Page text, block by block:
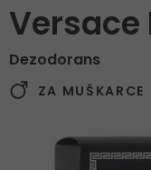
Versace
Dezodorans
ZA MUŠKARCE